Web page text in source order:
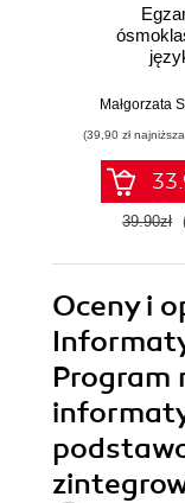
(39,90 zł
39.90zł
Oceny i
Program